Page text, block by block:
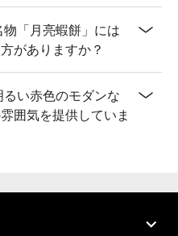
「月亮蝦餅」には
がありますか？
い赤色のモダンな
囲気を提供していま